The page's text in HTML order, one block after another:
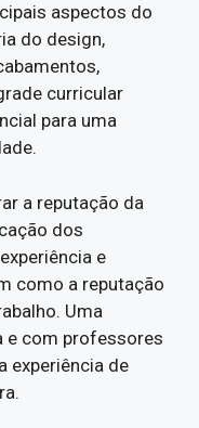
aspectos do
do design,
curricular
para uma
a reputação da
dos
e
como a reputação
Uma
e com professores
experiência de